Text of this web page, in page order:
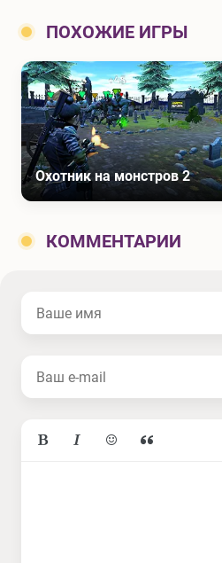
ПОХОЖИЕ ИГРЫ
Охотник на монстров 2
КОММЕНТАРИИ